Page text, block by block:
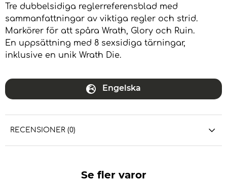
Tre dubbelsidiga reglerreferensblad med
sammanfattningar av viktiga regler och strid.
Markörer för att spåra Wrath, Glory och Ruin.
En uppsättning med 8 sexsidiga tärningar,
inklusive en unik Wrath Die.
Engelska
RECENSIONER (0)
Se fler varor